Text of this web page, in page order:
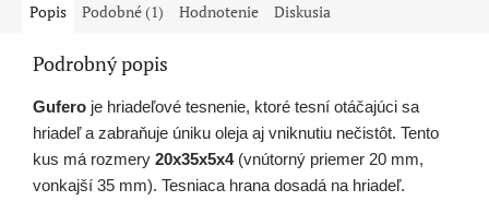
Popis Podobné (1) Hodnotenie Diskusia
Podrobný popis
Gufero je hriadeľové tesnenie, ktoré tesní otáčajúci sa
hriadeľ a zabraňuje úniku oleja aj vniknutiu nečistôt. Tento
kus má rozmery 20x35x5x4(vnútorný priemer 20 mm,
vonkajší 35 mm). Tesniaca hrana dosadá na hriadeľ.